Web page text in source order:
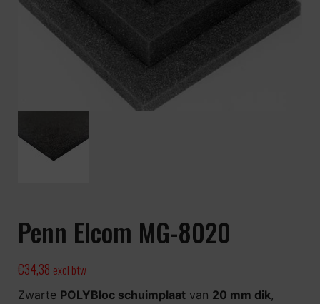
Penn Elcom MG-8020
€34,38 excl btw
Zwarte POLYBloc schuimplaat van 20 mm dik,